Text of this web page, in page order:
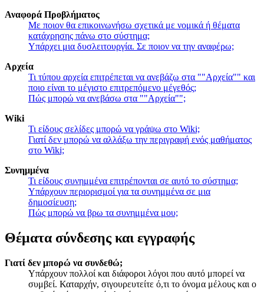
Αναφορά Προβλήματος
Με ποιον θα επικοινωνήσω σχετικά με νομικά ή θέματα
κατάχρησης πάνω στο σύστημα;
Υπάρχει μια δυσλειτουργία. Σε ποιον να την αναφέρω;
Αρχεία
Τι τύπου αρχεία επιτρέπεται να ανεβάζω στα ""Αρχεία"" και
ποιο είναι το μέγιστο επιτρεπόμενο μέγεθός;
Πώς μπορώ να ανεβάσω στα ""Αρχεία"";
Wiki
Τι είδους σελίδες μπορώ να γράψω στο Wiki;
Γιατί δεν μπορώ να αλλάξω την περιγραφή ενός μαθήματος
στο Wiki;
Συνημμένα
Τι είδους συνημμένα επιτρέπονται σε αυτό το σύστημα;
Υπάρχουν περιορισμοί για τα συνημμένα σε μια
δημοσίευση;
Πώς μπορώ να βρω τα συνημμένα μου;
Θέματα σύνδεσης και εγγραφής
Γιατί δεν μπορώ να συνδεθώ;
Υπάρχουν πολλοί και διάφοροι λόγοι που αυτό μπορεί να
συμβεί. Καταρχήν, σιγουρευτείτε ό,τι το όνομα μέλους και ο